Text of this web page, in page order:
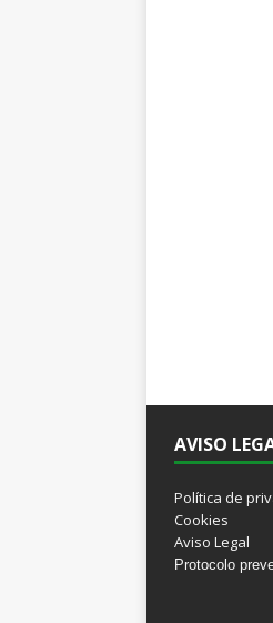
AVISO
Política de
Cookies
Aviso Legal
Protocolo